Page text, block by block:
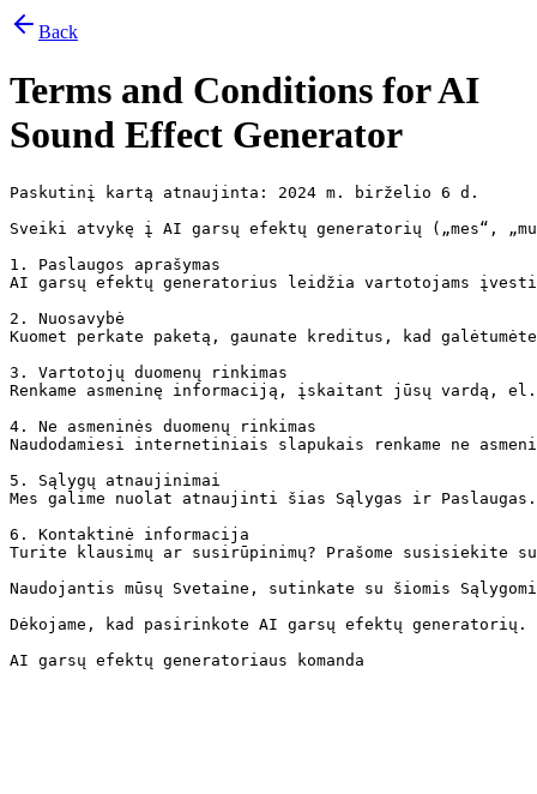
Back
Terms and Conditions forAI
Sound Effect Generator
Paskutinį kartą atnaujinta: 2024 m. birželio 6 d.
Sveiki atvykę į AI garsų efektų generatorių („mes“,
1. Paslaugos aprašymas
AI garsų efektų generatorius leidžia vartotojams
2. Nuosavybė
Kuomet perkate paketą, gaunate kreditus, kad
3. Vartotojų duomenų rinkimas
Renkame asmeninę informaciją, įskaitant jūsų vardą,
4. Ne asmeninės duomenų rinkimas
Naudodamiesi internetiniais slapukais renkame ne
5. Sąlygų atnaujinimai
Mes galime nuolat atnaujinti šias Sąlygas ir
6. Kontaktinė informacija
Turite klausimų ar susirūpinimų? Prašome susisiekite
Naudojantis mūsų Svetaine, sutinkate su šiomis
Dėkojame, kad pasirinkote AI garsų efektų generatorių.
AI garsų efektų generatoriaus komanda